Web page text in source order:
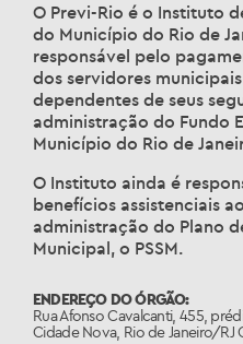
O Previ-Rio é o Instituto
do Município do Rio de
responsável pelo
dos servidores
dependentes de seus
administração do Fundo
Município do Rio de
O Instituto ainda é
benefícios assistenciais
administração do Plano
Municipal, o PSSM.
ENDEREÇO DO ÓRGÃO:
Rua Afonso Cavalcanti, 455,
Cidade Nova, Rio de Janeiro/RJ